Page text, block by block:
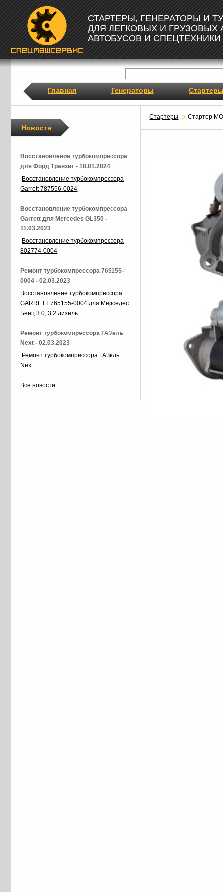
СТАРТЕРЫ, ГЕНЕРАТОРЫ И
ДЛЯ ЛЕГКОВЫХ И ГРУЗОВЫХ
АВТОБУСОВ И СПЕЦТЕХНИКИ
Главная Генераторы Стартеры
Стартеры Стартер
Новости
Восстановление турбокомпрессора
для Форд Транзит - 18.01.2024
Восстановление турбокомпрессора
Garrett 787556-0024
Восстановление турбокомпрессора
Garrett для Mercedes GL350 -
11.03.2023
Восстановление турбокомпрессора
802774-0004
Ремонт турбокомпрессора 765155-
0004 - 02.03.2023
Восстановление турбокомпрессора
GARRETT 765155-0004 для Мерседес
Бенц 3.0, 3.2 дизель
Ремонт турбокомпрессора ГАЗель
Next - 02.03.2023
Ремонт турбокомпрессора ГАЗель
Next
Все новости